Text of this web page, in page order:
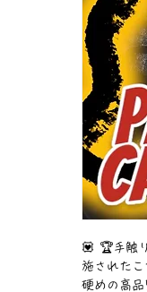
💟 🏆手触
施された
硬めの高